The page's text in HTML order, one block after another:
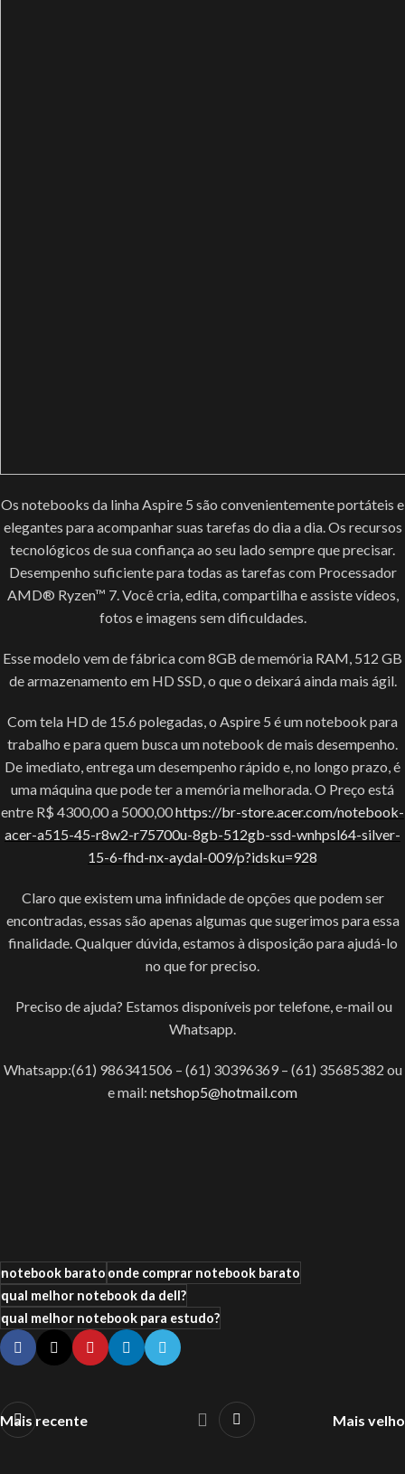
Os notebooks da linha Aspire 5 são convenientemente portáteis e
elegantes para acompanhar suas tarefas do dia a dia. Os recursos
tecnológicos de sua confiança ao seu lado sempre que precisar.
Desempenho suficiente para todas as tarefas com Processador
AMD® Ryzen™ 7. Você cria, edita, compartilha e assiste vídeos,
fotos e imagens sem dificuldades.
Esse modelo vem de fábrica com 8GB de memória RAM, 512 GB
de armazenamento em HD SSD, o que o deixará ainda mais ágil.
Com tela HD de 15.6 polegadas, o Aspire 5 é um notebook para
trabalho e para quem busca um notebook de mais desempenho.
De imediato, entrega um desempenho rápido e, no longo prazo, é
uma máquina que pode ter a memória melhorada. O Preço está
entre R$ 4300,00 a 5000,00https://br-store.acer.com/notebook-
acer-a515-45-r8w2-r75700u-8gb-512gb-ssd-wnhpsl64-silver-
15-6-fhd-nx-aydal-009/p?idsku=928
Claro que existem uma infinidade de opções que podem ser
encontradas, essas são apenas algumas que sugerimos para essa
finalidade. Qualquer dúvida, estamos à disposição para ajudá-lo
no que for preciso.
Preciso de ajuda? Estamos disponíveis por telefone, e-mail ou
Whatsapp.
Whatsapp:(61) 986341506 – (61) 30396369 – (61) 35685382 ou
e mail: netshop5@hotmail.com
notebook baratoonde comprar notebook barato
qual melhor notebook da dell?
qual melhor notebook para estudo?
Mais recente Mais velho